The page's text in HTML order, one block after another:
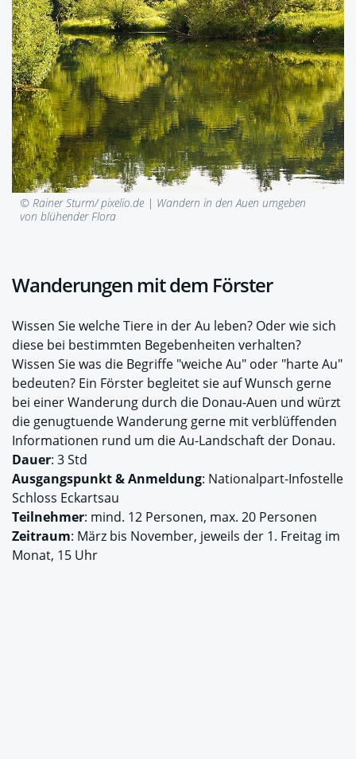
© Rainer Sturm/ pixelio.de | Wandern in den Auen umgeben
von blühender Flora
Wanderungen mit dem Förster
Wissen Sie welche Tiere in der Au leben? Oder wie sich
diese bei bestimmten Begebenheiten verhalten?
Wissen Sie was die Begriffe "weiche Au" oder "harte Au"
bedeuten? Ein Förster begleitet sie auf Wunsch gerne
bei einer Wanderung durch die Donau-Auen und würzt
die genugtuende Wanderung gerne mit verblüffenden
Informationen rund um die Au-Landschaft der Donau.
Dauer: 3 Std
Ausgangspunkt& Anmeldung: Nationalpart-Infostelle
Schloss Eckartsau
Teilnehmer: mind. 12 Personen, max. 20 Personen
Zeitraum: März bis November, jeweils der 1. Freitag im
Monat, 15 Uhr